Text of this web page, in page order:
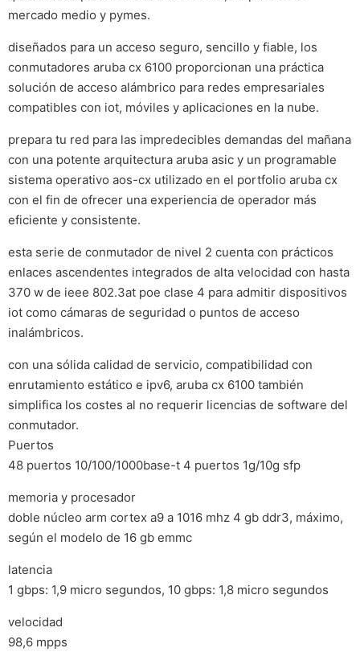
mercado medio y pymes.
diseñados para un acceso seguro, sencillo y fiable, los
conmutadores aruba cx 6100 proporcionan una práctica
solución de acceso alámbrico para redes empresariales
compatibles con iot, móviles y aplicaciones en la nube.
prepara tu red para las impredecibles demandas del mañana
con una potente arquitectura aruba asic y un programable
sistema operativo aos-cx utilizado en el portfolio aruba cx
con el fin de ofrecer una experiencia de operador más
eficiente y consistente.
esta serie de conmutador de nivel 2 cuenta con prácticos
enlaces ascendentes integrados de alta velocidad con hasta
370 w de ieee 802.3at poe clase 4 para admitir dispositivos
iot como cámaras de seguridad o puntos de acceso
inalámbricos.
con una sólida calidad de servicio, compatibilidad con
enrutamiento estático e ipv6, aruba cx 6100 también
simplifica los costes al no requerir licencias de software del
conmutador.
Puertos
48 puertos 10/100/1000base-t 4 puertos 1g/10g sfp
memoria y procesador
doble núcleo arm cortex a9 a 1016 mhz 4 gb ddr3, máximo,
según el modelo de 16 gb emmc
latencia
1 gbps: 1,9 micro segundos, 10 gbps: 1,8 micro segundos
velocidad
98,6 mpps